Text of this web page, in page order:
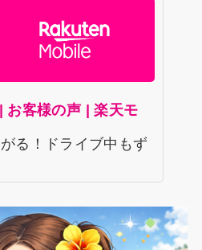
お客様の声 | 楽天モ
る！ドライブ中もず